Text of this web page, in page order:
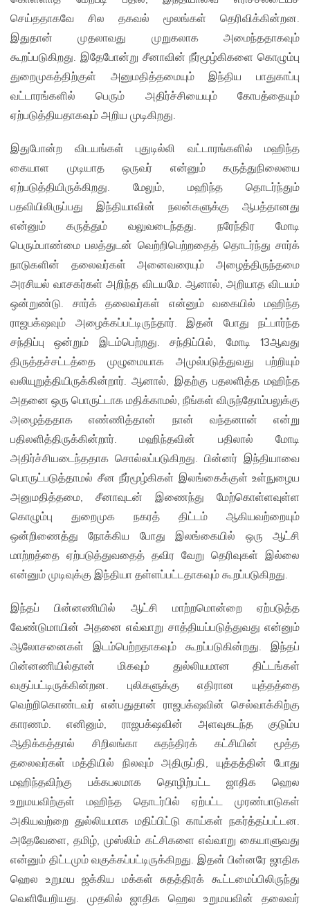
செய்ததாகவே சில தகவல் மூலங்கள் தெரிவிக்கின்றன.
இதுதான் முதலாவது முறுகலாக அமைந்ததாகவும்
கூறப்படுகிறது. இதேபோன்று சீனாவின் நீர்மூழ்கிகளை கொழும்பு
துறைமுகத்திற்குள் அனுமதித்தமையும் இந்திய பாதுகாப்பு
வட்டாரங்களில் பெரும் அதிர்ச்சியையும் கோபத்தையும்
ஏற்படுத்தியதாகவும் அறிய முடிகிறது.
இதுபோன்ற விடயங்கள் புதுடில்லி வட்டாரங்களில் மஹிந்த
கையாள முடியாத ஒருவர் என்னும் கருத்துநிலையை
ஏற்படுத்தியிருக்கிறது. மேலும், மஹிந்த தொடர்ந்தும்
பதவியிலிருப்பது இந்தியாவின் நலன்களுக்கு ஆபத்தானது
என்னும் கருத்தும் வலுவடைந்தது. நரேந்திர மோடி
பெரும்பாண்மை பலத்துடன் வெற்றிபெற்றதைத் தொடர்ந்து சார்க்
நாடுகளின் தலைவர்கள் அனைவரையும் அழைத்திருந்தமை
அரசியல் வாசகர்கள் அறிந்த விடயமே. ஆனால், அறியாத விடயம்
ஒன்றுண்டு. சார்க் தலைவர்கள் என்னும் வகையில் மஹிந்த
ராஜபக்‌ஷவும் அழைக்கப்பட்டிருந்தார். இதன் போது நட்பார்ந்த
சந்திப்பு ஒன்றும் இடம்பெற்றது. சந்திப்பில், மோடி 13ஆவது
திருத்தச்சட்டத்தை முழுமையாக அமுல்படுத்துவது பற்றியும்
வலியுறுத்தியிருக்கின்றார். ஆனால், இதற்கு பதலளித்த மஹிந்த
அதனை ஒரு பொருட்டாக மதிக்காமல், நீங்கள் விருந்தோம்பலுக்கு
அழைத்ததாக எண்ணித்தான் நான் வந்தனான் என்று
பதிலளித்திருக்கின்றார். மஹிந்தவின் பதிலால் மோடி
அதிர்ச்சியடைந்ததாக சொல்லப்படுகிறது. பின்னர் இந்தியாவை
பொருட்படுத்தாமல் சீன நீர்மூழ்கிகள் இலங்கைக்குள் உள்நுழைய
அனுமதித்தமை, சீனாவுடன் இணைந்து மேற்கொள்ளவுள்ள
கொழும்பு துறைமுக நகரத் திட்டம் ஆகியவற்றையும்
ஒன்றிணைத்து நோக்கிய போது இலங்கையில் ஒரு ஆட்சி
மாற்றத்தை ஏற்படுத்துவதைத் தவிர வேறு தெரிவுகள் இல்லை
என்னும் முடிவுக்கு இந்தியா தள்ளப்பட்டதாகவும் கூறப்படுகிறது.
இந்தப் பின்னணியில் ஆட்சி மாற்றமொன்றை ஏற்படுத்த
வேண்டுமாயின் அதனை எவ்வாறு சாத்தியப்படுத்துவது என்னும்
ஆலோசனைகள் இடம்பெற்றதாகவும் கூறப்படுகின்றது. இந்தப்
பின்னணியில்தான் மிகவும் துல்லியமான திட்டங்கள்
வகுப்பட்டிருக்கின்றன. புலிகளுக்கு எதிரான யுத்தத்தை
வெற்றிகொண்டவர் என்பதுதான் ராஜபக்‌ஷவின் செல்வாக்கிற்கு
காரணம். எனினும், ராஜபக்‌ஷவின் அளவுகடந்த குடும்ப
ஆதிக்கத்தால் சிறிலங்கா சுதந்திரக் கட்சியின் மூத்த
தலைவர்கள் மத்தியில் நிலவும் அதிருப்தி, யுத்தத்தின் போது
மஹிந்தவிற்கு பக்கபலமாக தொழிற்பட்ட ஜாதிக ஹெல
உறுமயவிற்குள் மஹிந்த தொடர்பில் ஏற்பட்ட முரண்பாடுகள்
அகியவற்றை துல்லியமாக மதிப்பிட்டு காய்கள் நகர்த்தப்பட்டன.
அதேவேளை, தமிழ், முஸ்லிம் கட்சிகளை எவ்வாறு கையாளுவது
என்னும் திட்டமும் வகுக்கப்பட்டிருக்கிறது. இதன் பின்னரே ஜாதிக
ஹெல உறுமய ஜக்கிய மக்கள் சுதத்திரக் கூட்டமைப்பிலிருந்து
வெளியேறியது. முதலில் ஜாதிக ஹெல உறுமயவின் தலைவர்